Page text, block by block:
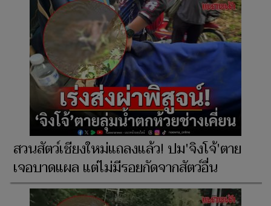
สวนสัตว์เชียงใหม่แถลงแล้ว! ปม'จิงโจ้'ตาย
เจอบาดแผล แต่ไม่มีรอยกัดจากสัตว์อื่น